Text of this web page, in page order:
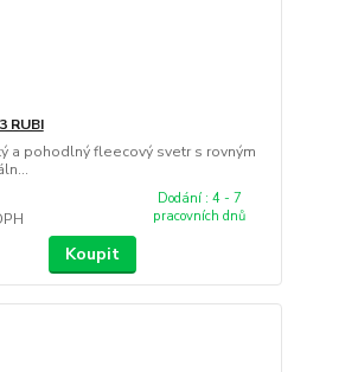
RUBI
a pohodlný fleecový svetr s rovným
Dodání : 4 - 7
pracovních dnů
Koupit